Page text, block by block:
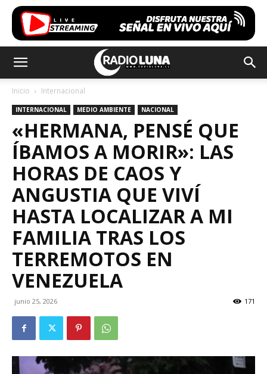
Inicio Internacional
INTERNACIONAL MEDIO AMBIENTE NACIONAL
«HERMANA, PENSÉ QUE
ÍBAMOS A MORIR»: LAS
HORAS DE CAOS Y
ANGUSTIA QUE VIVÍ
HASTA LOCALIZAR A MI
FAMILIA TRAS LOS
TERREMOTOS EN
VENEZUELA
junio 25, 2026 171